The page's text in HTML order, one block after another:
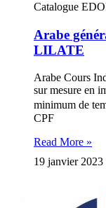
Catalogue
Arabe
LILATE
Arabe Cours
sur mesure en
minimum de
CPF
Read More »
19 janvier 2023